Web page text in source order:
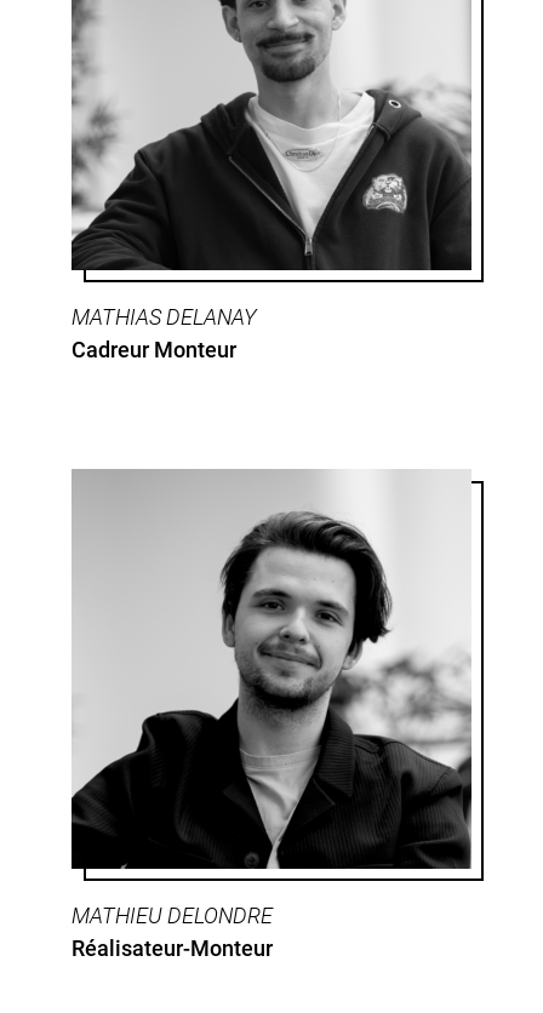
MATHIAS DELANAY
Cadreur Monteur
MATHIEU DELONDRE
Réalisateur-Monteur